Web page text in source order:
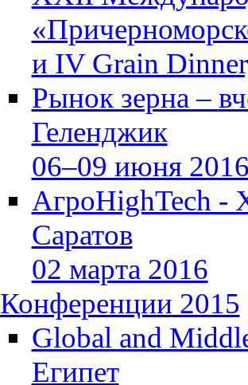
и IV Grain
Рынок зерна –
Геленджик
06–09 июня
АгроHighTech -
Саратов
02 марта 2016
Конференции 2015
Global and
Египет